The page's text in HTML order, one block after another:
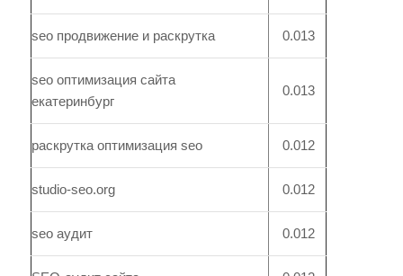
seo продвижение и раскрутка 0.013
seo оптимизация сайта
екатеринбург
0.013
раскрутка оптимизация seo 0.012
studio-seo.org 0.012
seo аудит 0.012